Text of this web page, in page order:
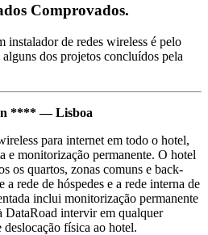
Comprovados.
instalador de redes wireless é pelo
dos projetos concluídos pela
**** — Lisboa
para internet em todo o hotel,
e monitorização permanente. O hotel
os quartos, zonas comuns e back-
rede de hóspedes e a rede interna de
inclui monitorização permanente
DataRoad intervir em qualquer
deslocação física ao hotel.